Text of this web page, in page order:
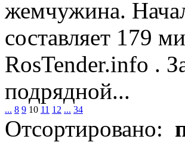
жемчужина.
составляет 179
RosTender.info .
подрядной...
... 8 9 10 11 12 ... 34
Отсортировано: